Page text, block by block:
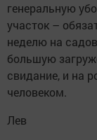
генеральную
участок –
неделю на
большую
свидание, и на
человеком.
Лев